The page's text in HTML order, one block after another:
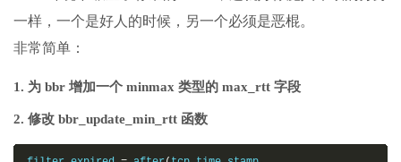
一样，一个是好人的时候，另一个必须是恶棍。
非常简单：
1. 为 bbr 增加一个 minmax 类型的 max_rtt 字段
2. 修改 bbr_update_min_rtt 函数